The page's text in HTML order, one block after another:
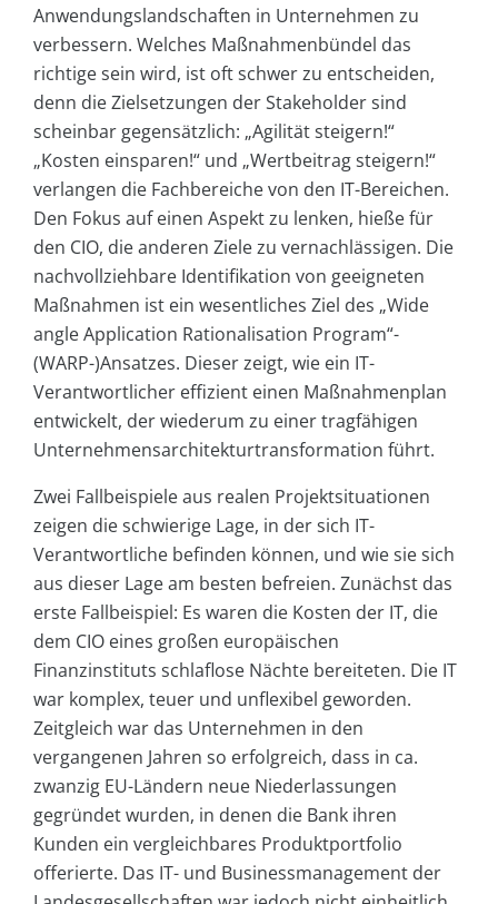
Anwendungslandschaften in Unternehmen zu
verbessern. Welches Maßnahmenbündel das
richtige sein wird, ist oft schwer zu entscheiden,
denn die Zielsetzungen der Stakeholder sind
scheinbar gegensätzlich: „Agilität steigern!“
„Kosten einsparen!“ und „Wertbeitrag steigern!“
verlangen die Fachbereiche von den IT-Bereichen.
Den Fokus auf einen Aspekt zu lenken, hieße für
den CIO, die anderen Ziele zu vernachlässigen. Die
nachvollziehbare Identifikation von geeigneten
Maßnahmen ist ein wesentliches Ziel des „Wide
angle Application Rationalisation Program“-
(WARP-)Ansatzes. Dieser zeigt, wie ein IT-
Verantwortlicher effizient einen Maßnahmenplan
entwickelt, der wiederum zu einer tragfähigen
Unternehmensarchitekturtransformation führt.
Zwei Fallbeispiele aus realen Projektsituationen
zeigen die schwierige Lage, in der sich IT-
Verantwortliche befinden können, und wie sie sich
aus dieser Lage am besten befreien. Zunächst das
erste Fallbeispiel: Es waren die Kosten der IT, die
dem CIO eines großen europäischen
Finanzinstituts schlaflose Nächte bereiteten. Die IT
war komplex, teuer und unflexibel geworden.
Zeitgleich war das Unternehmen in den
vergangenen Jahren so erfolgreich, dass in ca.
zwanzig EU-Ländern neue Niederlassungen
gegründet wurden, in denen die Bank ihren
Kunden ein vergleichbares Produktportfolio
offerierte. Das IT- und Businessmanagement der